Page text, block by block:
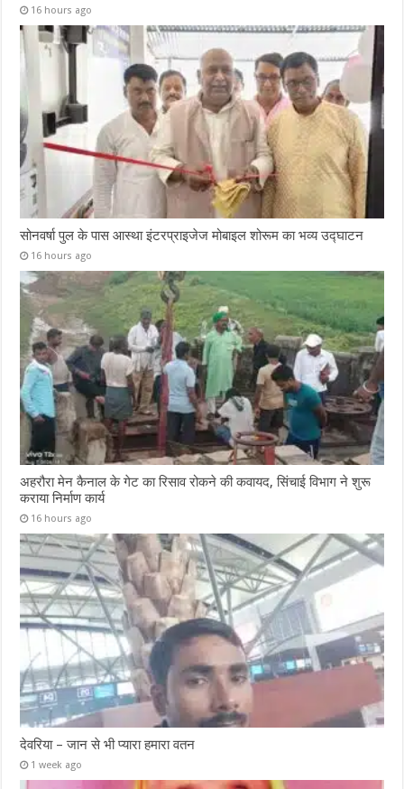
16 hours ago
सोनवर्षा पुल के पास आस्था इंटरप्राइजेज मोबाइल शोरूम का भव्य उद्घाटन
16 hours ago
अहरौरा मेन कैनाल के गेट का रिसाव रोकने की कवायद, सिंचाई विभाग ने शुरू
कराया निर्माण कार्य
16 hours ago
देवरिया – जान से भी प्यारा हमारा वतन
1 week ago